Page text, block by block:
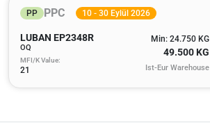
PP PPC 10 - 30 Eylül 2026
LUBAN EP2348R
OQ
MFI/K Value:
21
Min: 24.750 KG
49.500 KG
Ist-Eur Warehouse